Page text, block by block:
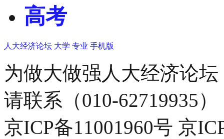
高考
人大经济论坛 大学 专业 手机版
为做大做强人大经济论
请联系（010-62719935）
京ICP备11001960号 京